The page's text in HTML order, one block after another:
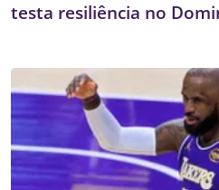
testa resiliência no